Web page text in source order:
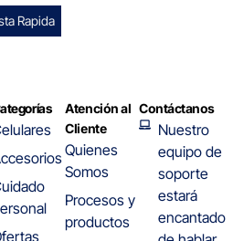
Rapida
Atención al
Cliente
Quienes
Somos
Procesos y
productos
Contáctanos
Nuestro
equipo de
soporte
estará
encantado